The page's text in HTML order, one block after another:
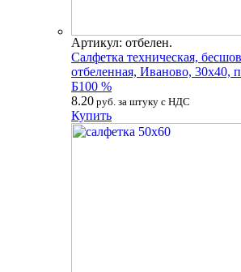
Артикул: отбелен.
Салфетка техническая,
отбеленная, Иваново, 30х40,
Б100 %
8.20 руб. за штуку с НДС
Купить